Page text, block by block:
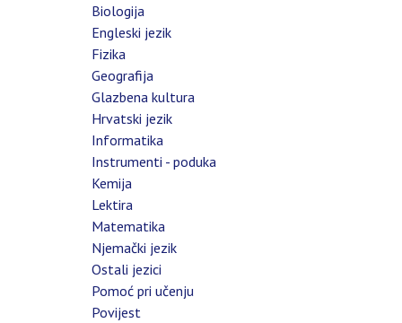
Biologija
Engleski jezik
Fizika
Geografija
Glazbena kultura
Hrvatski jezik
Informatika
Instrumenti - poduka
Kemija
Lektira
Matematika
Njemački jezik
Ostali jezici
Pomoć pri učenju
Povijest